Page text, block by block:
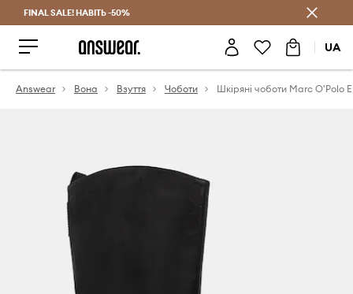
Заощаджуй з Answear Club
FINAL SALE! НАВІТЬ -50%
UA
Answear Вона Взуття Чоботи Шкіряні чоботи Marc O'Polo